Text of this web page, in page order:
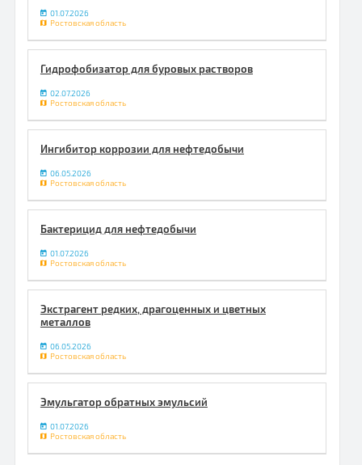
01.07.2026
Ростовская область
Гидрофобизатор для буровых растворов
02.07.2026
Ростовская область
Ингибитор коррозии для нефтедобычи
06.05.2026
Ростовская область
Бактерицид для нефтедобычи
01.07.2026
Ростовская область
Экстрагент редких, драгоценных и цветных
металлов
06.05.2026
Ростовская область
Эмульгатор обратных эмульсий
01.07.2026
Ростовская область